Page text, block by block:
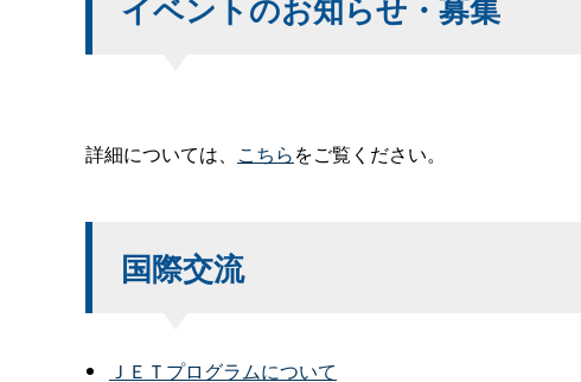
詳細については、 こちらをご覧ください。
国際交流
ＪＥＴプログラムについて